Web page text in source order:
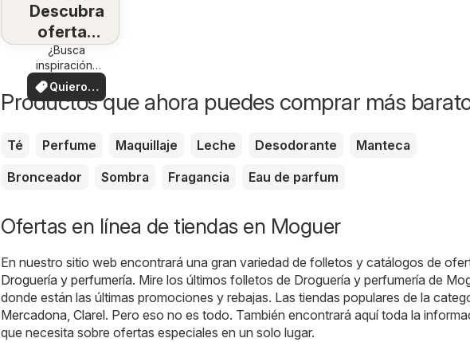
Descubra
ofertas
en su
zona
¿Busca
inspiración?
¡Vea las
ofertas en su
zona!
Quiero
ver
Productos que ahora puedes comprar más
Té Perfume Maquillaje Leche Desodorante
Manteca
Bronceador
Sombra Fragancia Eau de parfum
Ofertas en línea de tiendas en Moguer
En nuestro sitio web encontrará una gran variedad de folletos y catálogos de
Droguería y perfumería. Mire los últimos folletos de Droguería y perfumería de
donde están las últimas promociones y rebajas. Las tiendas populares de la
Mercadona, Clarel. Pero eso no es todo. También encontrará aquí toda la
que necesita sobre ofertas especiales en un solo lugar.